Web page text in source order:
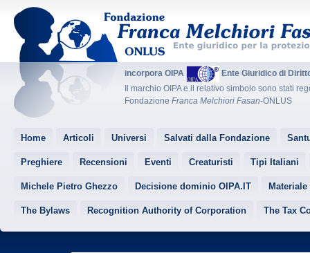
incorpora OIPA
Ente Giuridico di
Il marchio OIPA e il relativo simbolo sono stati
Fondazione Franca Melchiori Fasan-ONLUS
Home Articoli Universi Salvati dalla Fondazione
Preghiere Recensioni Eventi Creaturisti Tipi Italiani
Michele Pietro Ghezzo Decisione dominio OIPA.IT Materiale
The Bylaws Recognition Authority of Corporation The Tax